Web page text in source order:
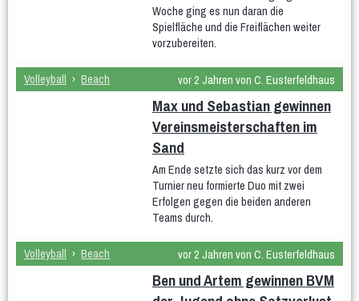
- Eltern & Kind Dienstag
- Eltern & Kind Mittwoch Krabbelgruppe
- Eltern & Kind Mittwoch
KiGa-Kids Montag 3 bis 6 Jahre
Kiga-Kids Dienstag 4 bis 6 Jahre
Kiga-Kids Mittwoch 3 bis 4 Jahre
Kiga-Kids Mittwoch 5 bis 6 Jahre
1.-3. Klasse Dienstag ca. 6 bis 8 Jahre
4.-6. Klasse Donnerstag ca. 8 bis 12 Jahre
1.-2. Klasse Freitag ca. 6 bis 8 Jahre
Jugendliche
Männergruppe
Woche ging es nun daran die
Spielfläche und die Freiflächen weiter
vorzubereiten.
Volleyball › Beach vor 2 Jahren von C. Eusterfeldhaus
Max und Sebastian gewinnen
Vereinsmeisterschaften im
Sand
Am Ende setzte sich das kurz vor dem
Turnier neu formierte Duo mit zwei
Erfolgen gegen die beiden anderen
Teams durch.
Volleyball › Beach vor 2 Jahren von C. Eusterfeldhaus
Ben und Artem gewinnen BVM